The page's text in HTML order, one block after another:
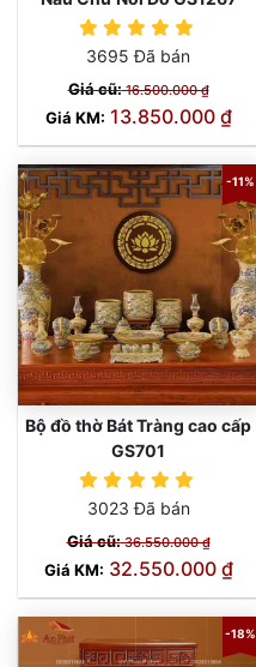
3695 Đã bán
Giá cũ:16.500.000 ₫
Giá KM: 13.850.000 ₫
-11%
Bộ đồ thờ Bát Tràng cao cấp
GS701
3023 Đã bán
Giá cũ:36.550.000 ₫
Giá KM: 32.550.000 ₫
-18%